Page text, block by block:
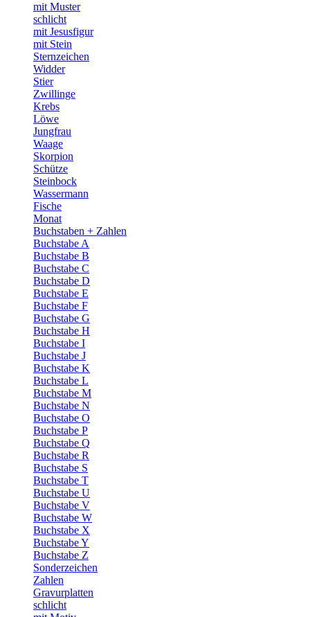
mit Muster
schlicht
mit Jesusfigur
mit Stein
Sternzeichen
Widder
Stier
Zwillinge
Krebs
Löwe
Jungfrau
Waage
Skorpion
Schütze
Steinbock
Wassermann
Fische
Monat
Buchstaben + Zahlen
Buchstabe A
Buchstabe B
Buchstabe C
Buchstabe D
Buchstabe E
Buchstabe F
Buchstabe G
Buchstabe H
Buchstabe I
Buchstabe J
Buchstabe K
Buchstabe L
Buchstabe M
Buchstabe N
Buchstabe O
Buchstabe P
Buchstabe Q
Buchstabe R
Buchstabe S
Buchstabe T
Buchstabe U
Buchstabe V
Buchstabe W
Buchstabe X
Buchstabe Y
Buchstabe Z
Sonderzeichen
Zahlen
Gravurplatten
schlicht